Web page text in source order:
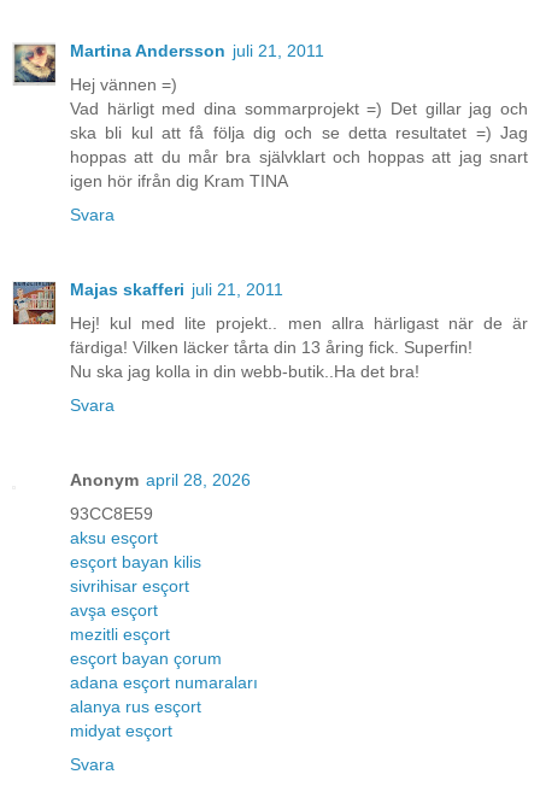
Martina Andersson juli 21, 2011
Hej vännen =)
Vad härligt med dina sommarprojekt =) Det gillar jag och
ska bli kul att få följa dig och se detta resultatet =) Jag
hoppas att du mår bra självklart och hoppas att jag snart
igen hör ifrån dig Kram TINA
Svara
Majas skafferi juli 21, 2011
Hej! kul med lite projekt.. men allra härligast när de är
färdiga! Vilken läcker tårta din 13 åring fick. Superfin!
Nu ska jag kolla in din webb-butik..Ha det bra!
Svara
Anonym april 28, 2026
93CC8E59
aksu esçort
esçort bayan kilis
sivrihisar esçort
avşa esçort
mezitli esçort
esçort bayan çorum
adana esçort numaraları
alanya rus esçort
midyat esçort
Svara